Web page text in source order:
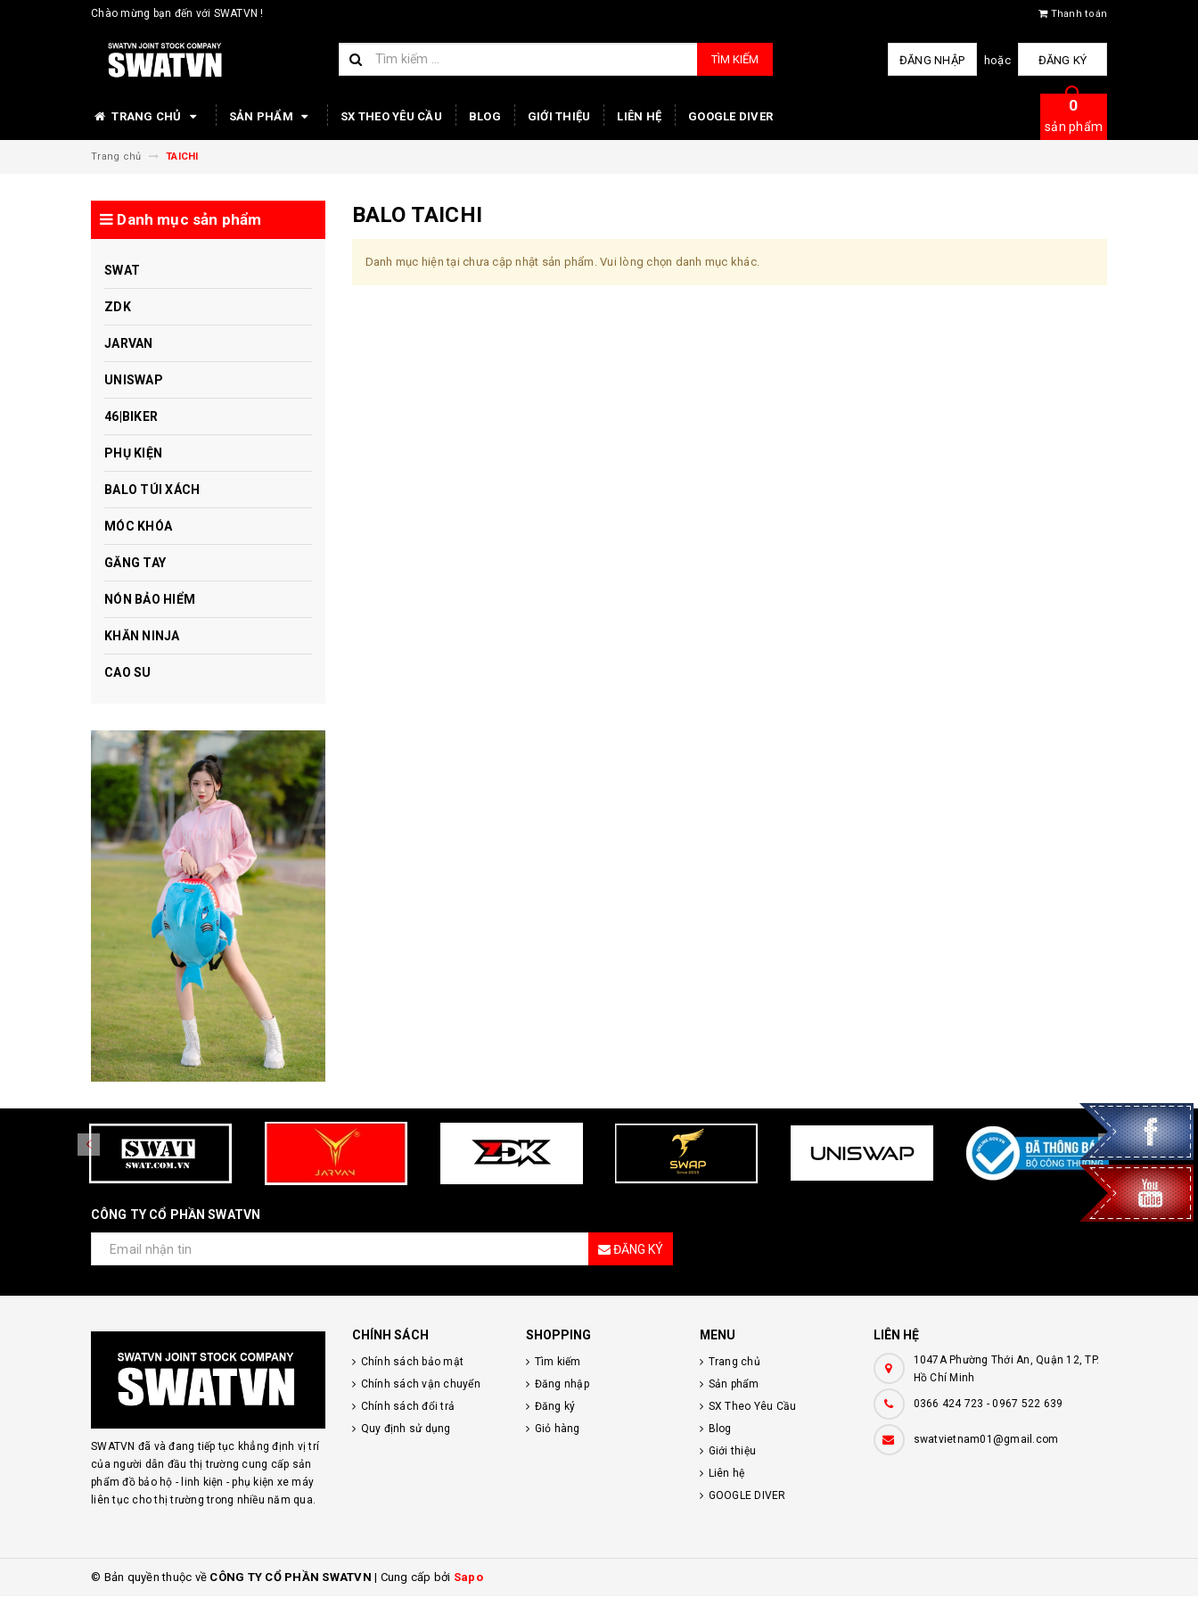
Chào mừng bạn đến với SWATVN ! Thanh toán
TÌM KIẾM ĐĂNG NHẬP hoặc ĐĂNG KÝ
TRANG CHỦ SẢN PHẨM SX THEO YÊU CẦU BLOG GIỚI THIỆU LIÊN HỆ GOOGLE DIVER
0
sản phẩm
Trang chủ TAICHI
BALO TAICHI
Danh mục hiện tại chưa cập nhật sản phẩm. Vui lòng chọn danh mục khác.
Danh mục sản phẩm
SWAT
ZDK
JARVAN
UNISWAP
46|BIKER
PHỤ KIỆN
BALO TÚI XÁCH
MÓC KHÓA
GĂNG TAY
NÓN BẢO HIỂM
KHĂN NINJA
CAO SU
CÔNG TY CỔ PHẦN SWATVN
ĐĂNG KÝ
SWATVN đã và đang tiếp tục khẳng định vị trí
của người dẫn đầu thị trường cung cấp sản
phẩm đồ bảo hộ - linh kiện - phụ kiện xe máy
liên tục cho thị trường trong nhiều năm qua.
CHÍNH SÁCH
Chính sách bảo mật
Chính sách vận chuyển
Chính sách đổi trả
Quy định sử dụng
SHOPPING
Tìm kiếm
Đăng nhập
Đăng ký
Giỏ hàng
MENU
Trang chủ
Sản phẩm
SX Theo Yêu Cầu
Blog
Giới thiệu
Liên hệ
GOOGLE DIVER
LIÊN HỆ
1047A Phường Thới An, Quận 12, TP.
Hồ Chí Minh
0366 424 723 -0967 522 639
swatvietnam01@gmail.com
© Bản quyền thuộc về CÔNG TY CỔ PHẦN SWATVN | Cung cấp bởi Sapo